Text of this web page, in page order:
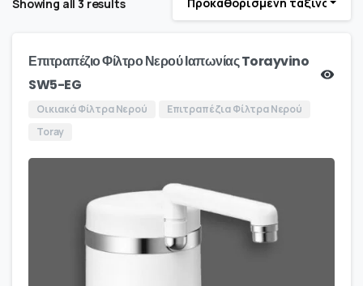
Showing all 3 results Προκαθορισμένη ταξινόμηση
Επιτραπέζιο Φίλτρο Νερού Ιαπωνίας Torayvino
SW5-EG
Οικιακά Φίλτρα Νερού
Επιτραπέζια Φίλτρα Νερού
Toray